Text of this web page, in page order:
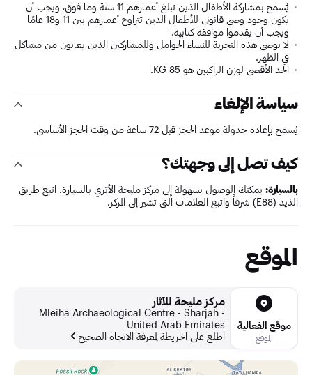
يُسمح بمشاركة الأطفال الذين تبلغ أعمارهم 11 سنة وما فوق، ويجب أن
يكون وجود وصي قانوني للأطفال الذين تتراوح أعمارهم بين 11 و18 عامًا
ويجب أن يقدموا موافقة كتابية.
لا توصى هذه التجربة للنساء الحوامل وللمشاركين الذين يعانون من مشاكل
في الظهر.
الحد الأقصى لوزن الراكبين هو 85 KG.
سياسة الإلغاء
يُسمح بإعادة جدولة موعد الحجز قبل 72 ساعة من وقت الحجز الأساسي.
كيف تصل إلى وجهتك؟
بالسيارة: يمكنك الوصول بسهولة إلى مركز مليحة الأثري بالسيارة. اتبع طريق
الذيد (E88) شرقاً واتبع العلامات التي تشير إلى المركز.
الموقع
موقع الفعالية
الموقع
مركز مليحة للآثار
Mleiha Archaeological Centre - Sharjah -
United Arab Emirates
اطلع على الخريطة لمعرفة الاتجاه الصحيح